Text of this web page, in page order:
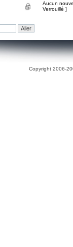
Aucun
Verrouillé ]
Copyright 2006-